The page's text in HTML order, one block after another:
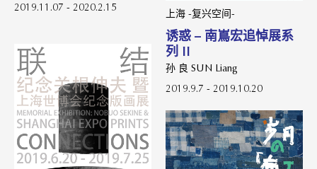
2019.11.07 - 2020.2.15
上海 -复兴空间-
诱惑 – 南嶌宏追悼展系
列 II
孙 良 SUN Liang
2019.9.7 - 2019.10.20